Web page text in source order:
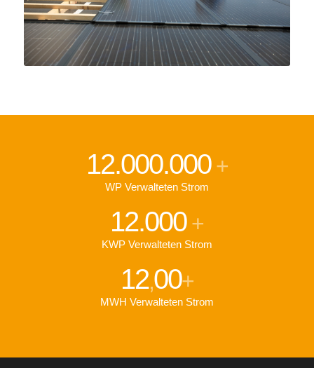
12.000.000+
WP Verwalteten Strom
12.000+
KWP Verwalteten Strom
12,00+
MWH Verwalteten Strom